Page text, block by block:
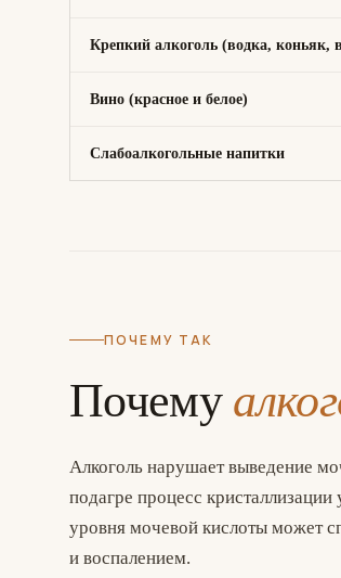
Крепкий алкоголь (водка, коньяк,
Вино (красное и белое)
Слабоалкогольные напитки
ПОЧЕМУ ТАК
Почему
Алкоголь нарушает выведение
подагре процесс
уровня мочевой кислоты может
и воспалением.